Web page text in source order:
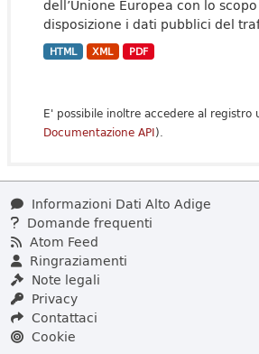
dell’Unione Europea con lo
disposizione i dati pubblici del
HTML XML PDF
E' possibile inoltre accedere al registro
Documentazione API).
Informazioni Dati Alto Adige
Domande frequenti
Atom Feed
Ringraziamenti
Note legali
Privacy
Contattaci
Cookie